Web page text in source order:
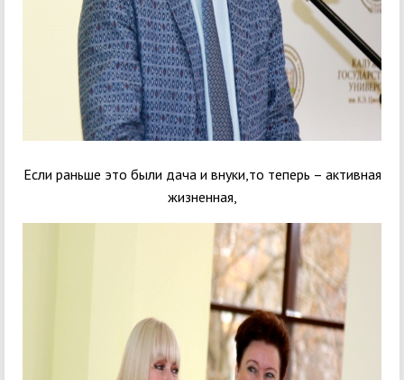
Если раньше это были дача и внуки,то теперь – активная
жизненная,